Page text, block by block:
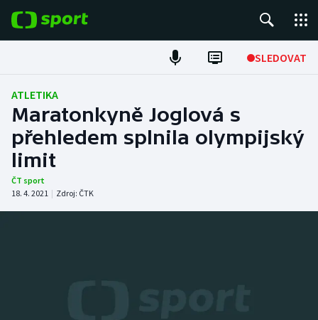
SLEDOVAT
Fotbal
Hokej
Tenis
Atletika
ATLETIKA
Maratonkyně Joglová s
přehledem splnila olympijský
limit
ČT sport
18. 4. 2021 | Zdroj: ČTK